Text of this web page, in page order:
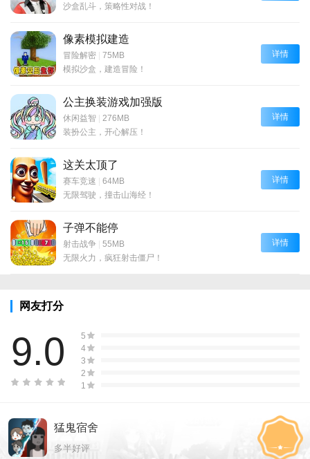
沙盒乱斗，策略性对战！
像素模拟建造
冒险解密 | 75MB
模拟沙盒，建造冒险！
详情
公主换装游戏加强版
休闲益智 | 276MB
装扮公主，开心解压！
详情
这关太顶了
赛车竞速 | 64MB
无限驾驶，撞击山海经！
详情
子弹不能停
射击战争 | 55MB
无限火力，疯狂射击僵尸！
详情
网友打分
9.0
5
4
3
2
1
猛鬼宿舍
多半好评